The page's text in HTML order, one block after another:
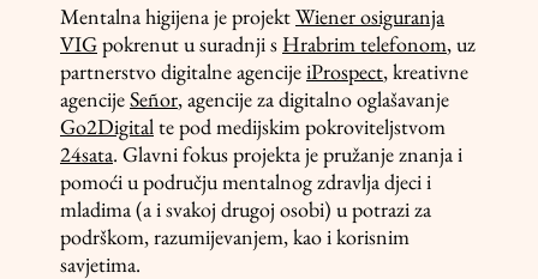
Mentalna higijena je projektWiener osiguranja
VIGpokrenut u suradnji s Hrabrim telefonom, uz
partnerstvo digitalne agencijeiProspect, kreativne
agencijeSeñor, agencije za digitalno oglašavanje
Go2Digitalte pod medijskim pokroviteljstvom
24sata. Glavni fokus projekta je pružanje znanja i
pomoći u području mentalnog zdravlja djeci i
mladima (a i svakoj drugoj osobi) u potrazi za
podrškom, razumijevanjem, kao i korisnim
savjetima.